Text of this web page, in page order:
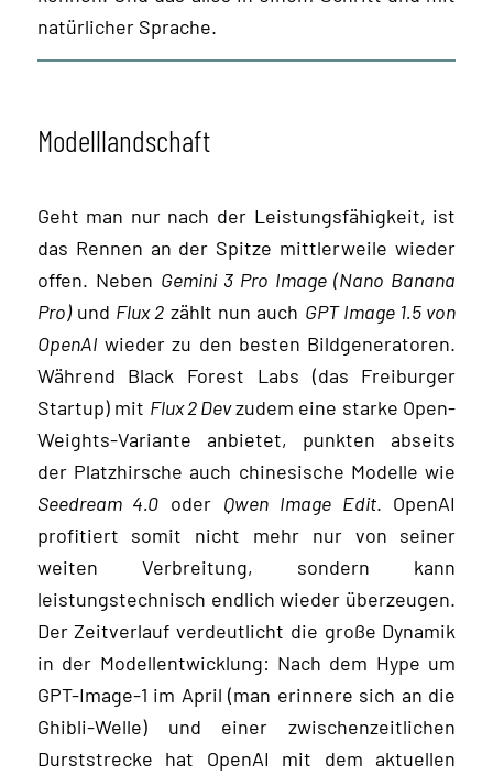
natürlicher Sprache.
Modelllandschaft
Geht man nur nach der Leistungsfähigkeit, ist
das Rennen an der Spitze mittlerweile wieder
offen. Neben Gemini 3 Pro Image (Nano Banana
Pro)und Flux 2 zählt nun auch GPT Image 1.5 von
OpenAI wieder zu den besten Bildgeneratoren.
Während Black Forest Labs (das Freiburger
Startup) mit Flux 2 Devzudem eine starke Open-
Weights-Variante anbietet, punkten abseits
der Platzhirsche auch chinesische Modelle wie
Seedream 4.0 oder Qwen Image Edit. OpenAI
profitiert somit nicht mehr nur von seiner
weiten Verbreitung, sondern kann
leistungstechnisch endlich wieder überzeugen.
Der Zeitverlauf verdeutlicht die große Dynamik
in der Modellentwicklung: Nach dem Hype um
GPT-Image-1 im April (man erinnere sich an die
Ghibli-Welle) und einer zwischenzeitlichen
Durststrecke hat OpenAI mit dem aktuellen